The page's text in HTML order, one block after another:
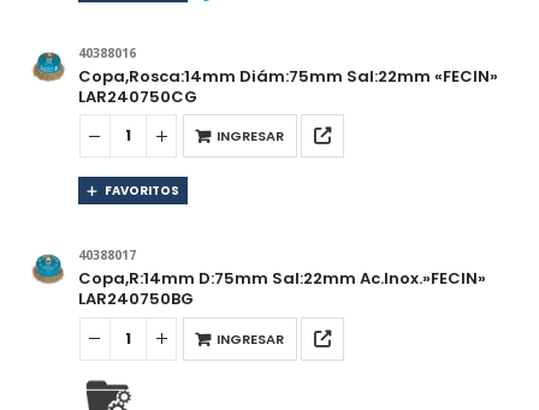
40388016
Copa,Rosca:14mm Diám:75mm Sal:22mm «FECIN»
LAR240750CG
INGRESAR
FAVORITOS
40388017
Copa,R:14mm D:75mm Sal:22mm Ac.Inox.»FECIN»
LAR240750BG
INGRESAR